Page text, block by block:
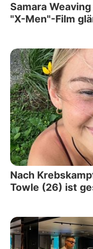
Samara
"X-Men"-Film
Nach
Towle (26) ist